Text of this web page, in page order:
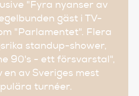
"Fyra nyanser av
gäst i TV-
"Parlamentet". Flera
standup-shower,
90's - ett försvarstal",
en av Sveriges mest
turnéer.